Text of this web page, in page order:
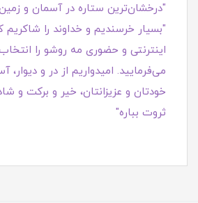
"درخشان‌ترین ستاره در آسمان و
"بسیار خرسندیم و خداوند را
اینترنتی و حضوری مه روشو را
می‌فرمایید. امیدواریم از در و دیوار،
خودتان و عزیزانتان، خیر و برکت و
ثروت بباره"